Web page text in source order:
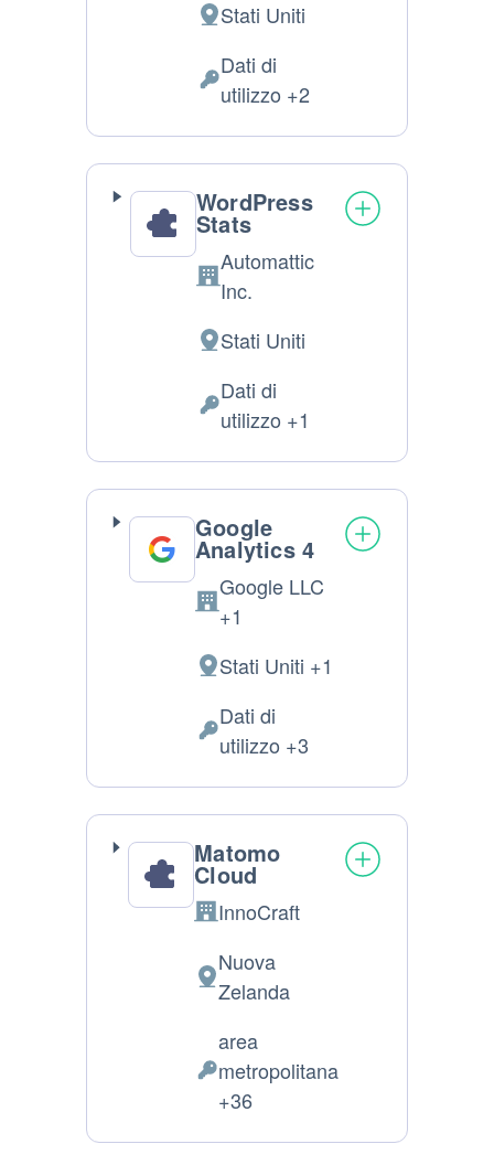
Luogo
del
trattamento:
Stati Uniti
Dati
Dati di
utilizzo +2
WordPress
Stats
Azienda:
Automattic
Inc.
Luogo
trattamento:
Stati Uniti
Dati
Dati di
utilizzo +1
Google
Analytics 4
Azienda:
Google LLC
+1
Luogo
trattamento:
Stati Uniti +1
Dati
Dati di
utilizzo +3
Matomo
Cloud
Azienda:
InnoCraft
Luogo
trattamento:
Nuova
Zelanda
Dati
Personali
trattati:
area
metropolitana
+36